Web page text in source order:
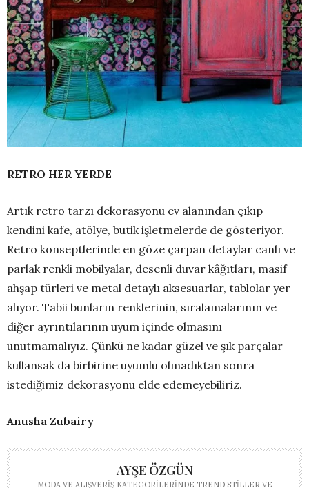
RETRO HER YERDE
Artık retro tarzı dekorasyonu ev alanından çıkıp
kendini kafe, atölye, butik işletmelerde de gösteriyor.
Retro konseptlerinde en göze çarpan detaylar canlı ve
parlak renkli mobilyalar, desenli duvar kâğıtları, masif
ahşap türleri ve metal detaylı aksesuarlar, tablolar yer
alıyor. Tabii bunların renklerinin, sıralamalarının ve
diğer ayrıntılarının uyum içinde olmasını
unutmamalıyız. Çünkü ne kadar güzel ve şık parçalar
kullansak da birbirine uyumlu olmadıktan sonra
istediğimiz dekorasyonu elde edemeyebiliriz.
Anusha Zubairy
AYŞE ÖZGÜN
MODA VE ALIŞVERIŞ KATEGORILERINDE TREND STILLER VE